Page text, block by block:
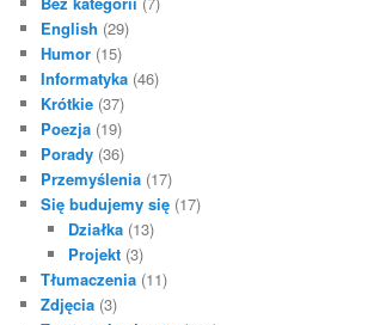
English (29)
Humor (15)
Informatyka (46)
Krótkie (37)
Poezja (19)
Porady (36)
Przemyślenia (17)
Się budujemy się (17)
Działka(13)
Projekt(3)
Tłumaczenia (11)
Zdjęcia (3)